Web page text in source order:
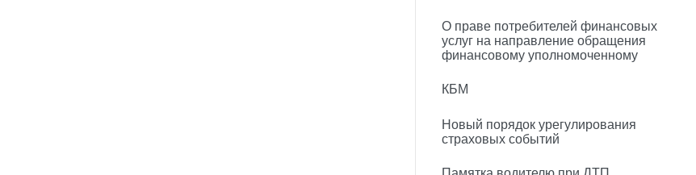
О праве потребителей финансовых
услуг на направление обращения
финансовому уполномоченному
КБМ
Новый порядок урегулирования
страховых событий